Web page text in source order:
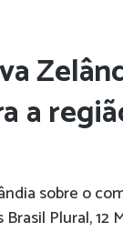
a
sobre o
Plural, 12